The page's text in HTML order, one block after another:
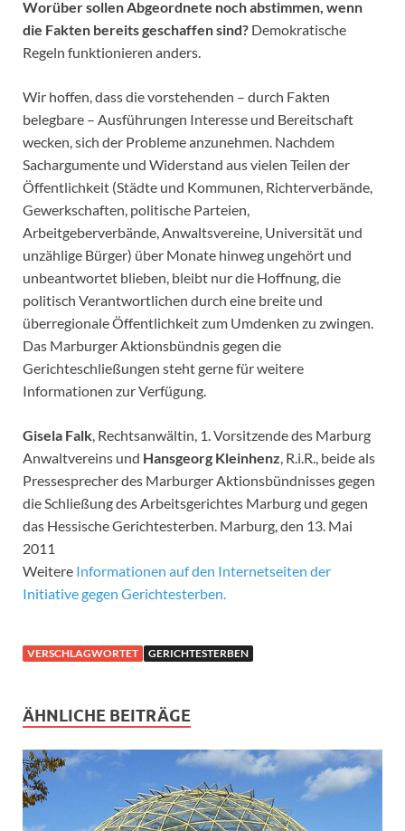
Worüber sollen Abgeordnete noch abstimmen, wenn
die Fakten bereits geschaffen sind? Demokratische
Regeln funktionieren anders.
Wir hoffen, dass die vorstehenden – durch Fakten
belegbare – Ausführungen Interesse und Bereitschaft
wecken, sich der Probleme anzunehmen. Nachdem
Sachargumente und Widerstand aus vielen Teilen der
Öffentlichkeit (Städte und Kommunen, Richterverbände,
Gewerkschaften, politische Parteien,
Arbeitgeberverbände, Anwaltsvereine, Universität und
unzählige Bürger) über Monate hinweg ungehört und
unbeantwortet blieben, bleibt nur die Hoffnung, die
politisch Verantwortlichen durch eine breite und
überregionale Öffentlichkeit zum Umdenken zu zwingen.
Das Marburger Aktionsbündnis gegen die
Gerichteschließungen steht gerne für weitere
Informationen zur Verfügung.
Gisela Falk , Rechtsanwältin, 1. Vorsitzende des Marburg
Anwaltvereins und Hansgeorg Kleinhenz , R.i.R., beide als
Pressesprecher des Marburger Aktionsbündnisses gegen
die Schließung des Arbeitsgerichtes Marburg und gegen
das Hessische Gerichtesterben. Marburg, den 13. Mai
2011
Weitere Informationen auf den Internetseiten der
Initiative gegen Gerichtesterben.
VERSCHLAGWORTET GERICHTESTERBEN
ÄHNLICHE BEITRÄGE